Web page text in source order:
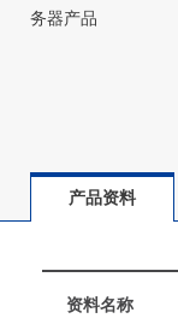
务器产品
产品资料
资料名称